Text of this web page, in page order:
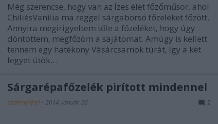
Még szerencse, hogy van az Ízes élet főzőműsor, ahol
ChiliésVanília ma reggel sárgaborsó főzeléket főzött.
Annyira megirigyeltem tőle a főzeléket, hogy úgy
döntöttem, megfőzöm a sajátomat. Amúgy is kellett
tennem egy hatékony Vásárcsarnok túrát, így a két
legyet ütök…
Sárgarépafőzelék pirított mindennel
szatmariferi • 2014. január 26. 2